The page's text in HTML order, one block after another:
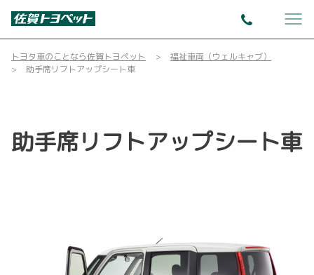
トヨタ車のことなら佐賀トヨペット
福祉車両（ウェルキャブ）
助手席リフトアップシート車
助手席リフトアップシート車